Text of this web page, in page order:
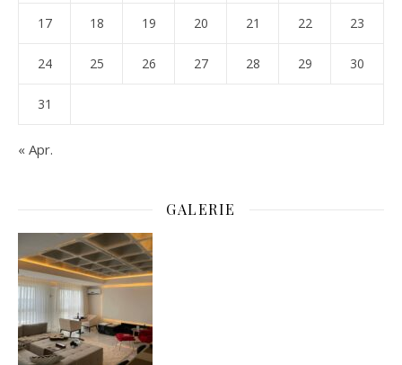
17 18 19 20 21 22 23
24 25 26 27 28 29 30
31
« Apr.
GALERIE